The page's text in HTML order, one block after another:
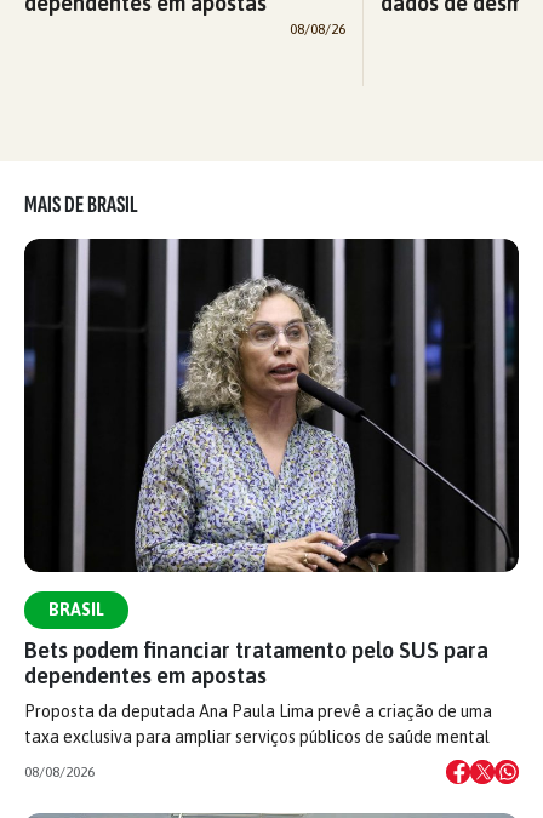
08/08/26
MAIS DE BRASIL
BRASIL
Bets podem financiar tratamento pelo SUS para
dependentes em apostas
Proposta da deputada Ana Paula Lima prevê a criação de uma
taxa exclusiva para ampliar serviços públicos de saúde mental
08/08/2026